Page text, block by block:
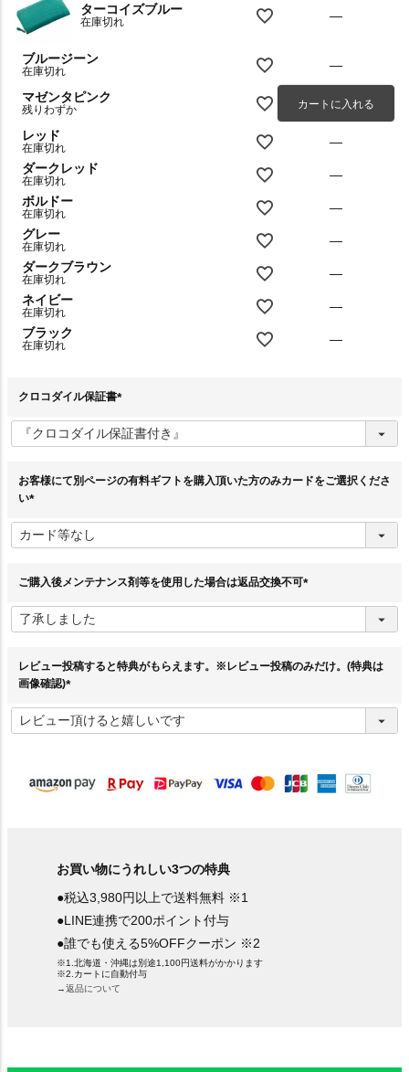
ターコイズブルー
在庫切れ —
ブルージーン
在庫切れ —
マゼンタピンク
残りわずか カートに入れる
レッド
在庫切れ
—
ダークレッド
在庫切れ
—
ボルドー
在庫切れ
—
グレー
在庫切れ
—
ダークブラウン
在庫切れ
—
ネイビー
在庫切れ
—
ブラック
在庫切れ —
クロコダイル保証書
必
須
お客様にて別ページの有料ギフトを購入頂いた方のみカードをご選択くださ
い
必
須
ご購入後メンテナンス剤等を使用した場合は返品交換不可
須
レビュー投稿すると特典がもらえます。※レビュー投稿のみだけ。(特典は
画像確認)
必
須
お買い物にうれしい3つの特典
●税込3,980円以上で送料無料 ※1
●LINE連携で200ポイント付与
●誰でも使える5%OFFクーポン ※2
※1.北海道・沖縄は別途1,100円送料がかかります
※2.カートに自動付与
→返品について